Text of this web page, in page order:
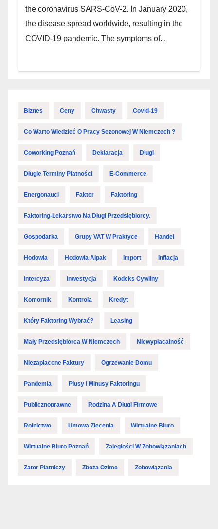
the coronavirus SARS-CoV-2. In January 2020,
the disease spread worldwide, resulting in the
COVID-19 pandemic. The symptoms of...
Biznes Ceny Chwasty Covid-19
Co Warto Wiedzieć O Pracy Sezonowej W Niemczech ?
Coworking Poznań Deklaracja Długi
Długie Terminy Płatności E-Commerce
Energonauci Faktor Faktoring
Faktoring-Lekarstwo Na Długi Przedsiębiorcy.
Gospodarka Grupy VAT W Praktyce Handel
Hodowla Hodowla Alpak Import Inflacja
Intercyza Inwestycja Kodeks Cywilny
Komornik Kontrola Kredyt
Który Faktoring Wybrać? Leasing
Mały Przedsiębiorca W Niemczech Niewypłacalność
Niezapłacone Faktury Ogrzewanie Domu
Pandemia Plusy I Minusy Faktoringu
Publicznoprawne Rodzina A Długi Firmowe
Rolnictwo Umowa Zlecenia Wirtualne Biuro
Wirtualne Biuro Poznań Zaległości W Zobowiązaniach
Zator Płatniczy Zboża Ozime Zobowiązania